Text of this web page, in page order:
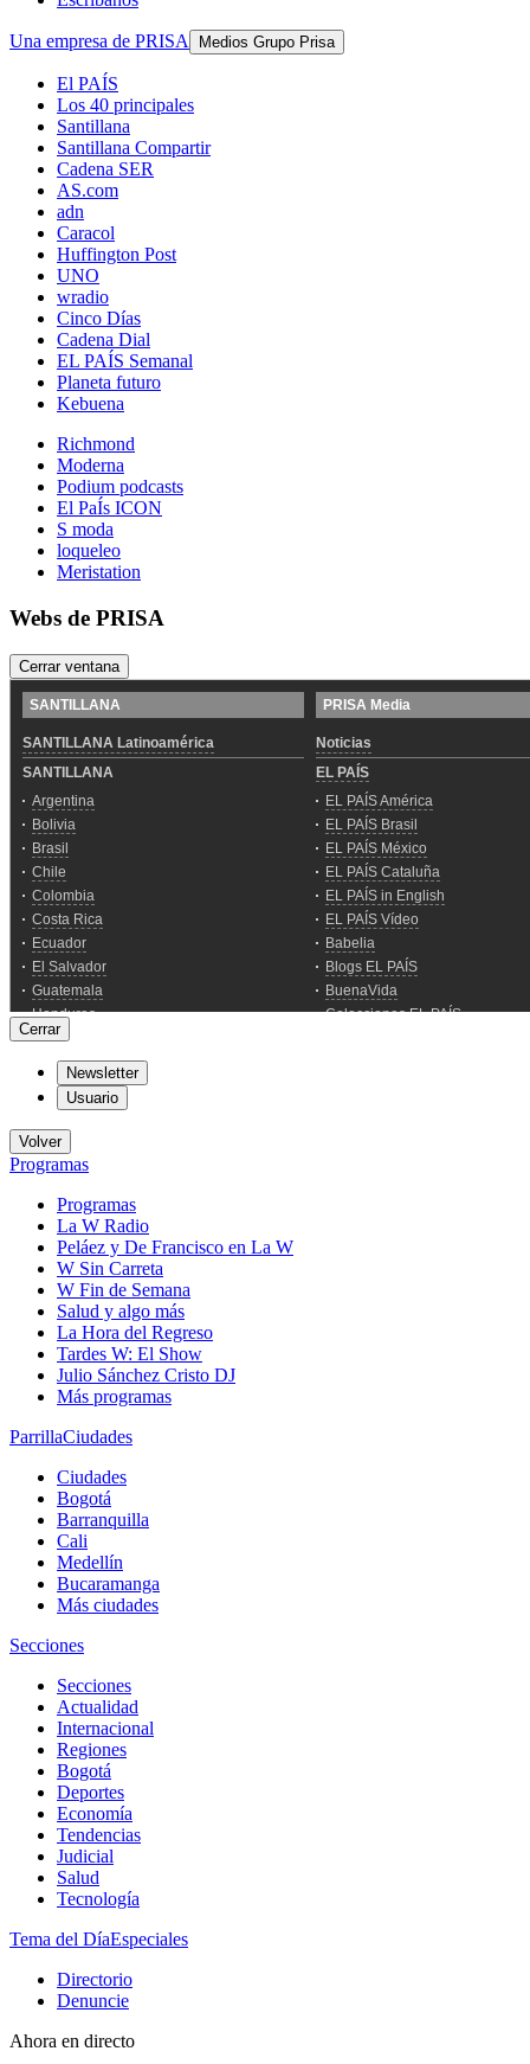
Una empresa de PRISA Medios Grupo Prisa
El PAÍS
Los 40 principales
Santillana
Santillana Compartir
Cadena SER
AS.com
adn
Caracol
Huffington Post
UNO
wradio
Cinco Días
Cadena Dial
EL PAÍS Semanal
Planeta futuro
Kebuena
Richmond
Moderna
Podium podcasts
El PaÍs ICON
S moda
loqueleo
Meristation
Webs de PRISA
Cerrar ventana
Cerrar
Newsletter
Usuario
Volver
Programas
Programas
La W Radio
Peláez y De Francisco en La W
W Sin Carreta
W Fin de Semana
Salud y algo más
La Hora del Regreso
Tardes W: El Show
Julio Sánchez Cristo DJ
Más programas
ParrillaCiudades
Ciudades
Bogotá
Barranquilla
Cali
Medellín
Bucaramanga
Más ciudades
Secciones
Secciones
Actualidad
Internacional
Regiones
Bogotá
Deportes
Economía
Tendencias
Judicial
Salud
Tecnología
Tema del DíaEspeciales
Directorio
Denuncie
Ahora en directo